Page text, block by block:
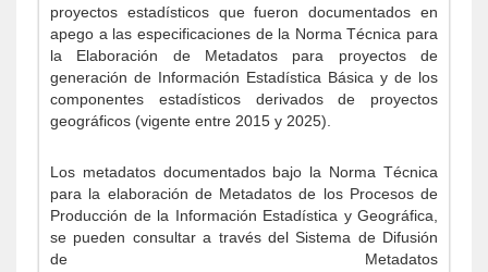
proyectos estadísticos que fueron documentados en
apego a las especificaciones de la Norma Técnica para
la Elaboración de Metadatos para proyectos de
generación de Información Estadística Básica y de los
componentes estadísticos derivados de proyectos
geográficos (vigente entre 2015 y 2025).
Los metadatos documentados bajo la Norma Técnica
para la elaboración de Metadatos de los Procesos de
Producción de la Información Estadística y Geográfica,
se pueden consultar a través del Sistema de Difusión
de Metadatos